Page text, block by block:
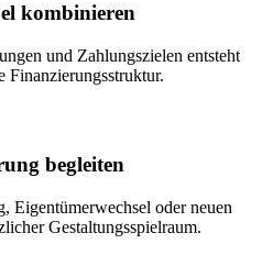
kombinieren
und Zahlungszielen entsteht
Finanzierungsstruktur.
begleiten
Eigentümerwechsel oder neuen
Gestaltungsspielraum.